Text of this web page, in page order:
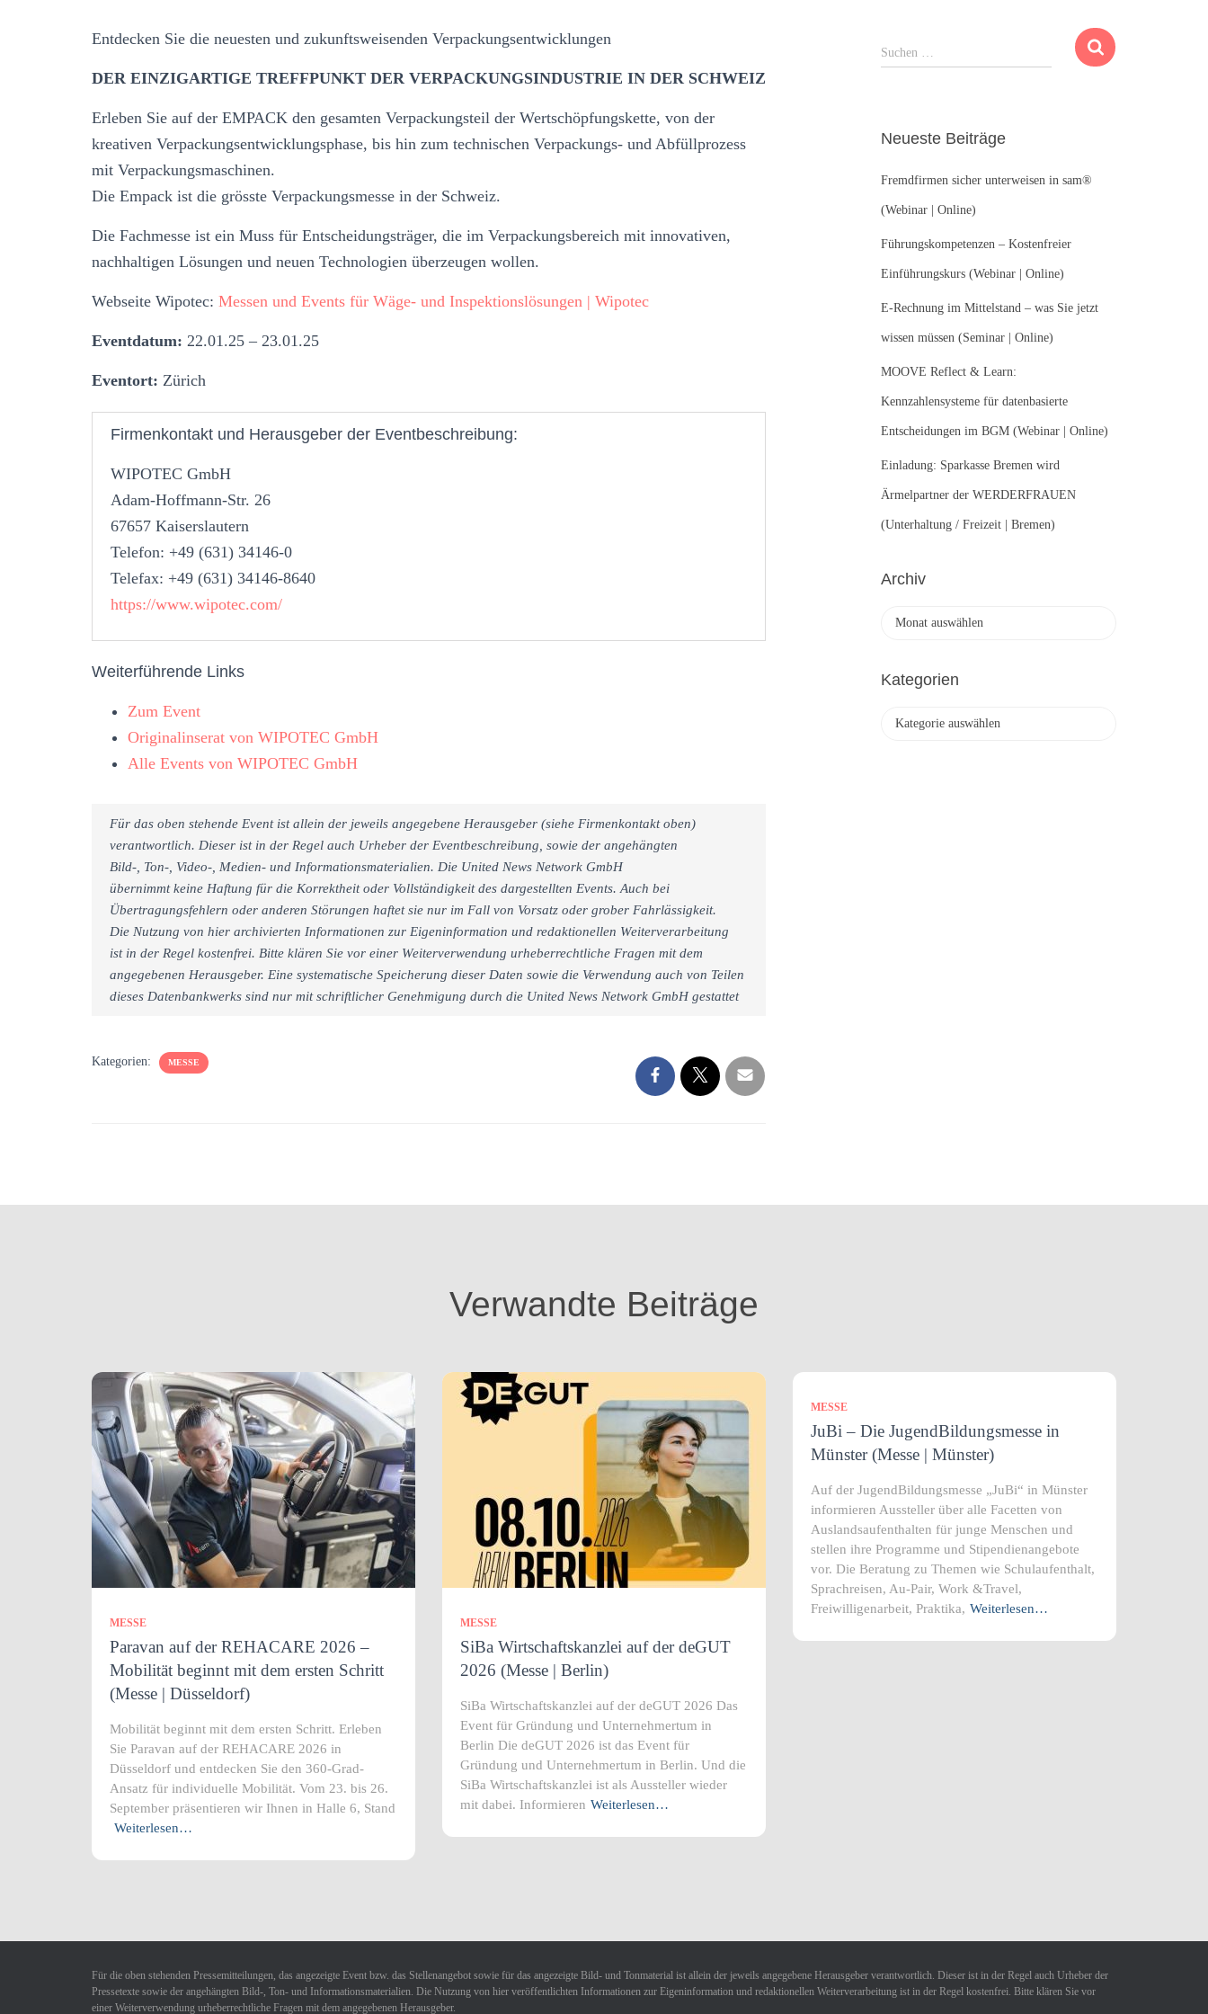
Entdecken Sie die neuesten und zukunftsweisenden Verpackungsentwicklungen
DER EINZIGARTIGE TREFFPUNKT DER VERPACKUNGSINDUSTRIE IN DER SCHWEIZ
Erleben Sie auf der EMPACK den gesamten Verpackungsteil der Wertschöpfungskette, von der
kreativen Verpackungsentwicklungsphase, bis hin zum technischen Verpackungs- und Abfüllprozess
mit Verpackungsmaschinen.
Die Empack ist die grösste Verpackungsmesse in der Schweiz.
Die Fachmesse ist ein Muss für Entscheidungsträger, die im Verpackungsbereich mit innovativen,
nachhaltigen Lösungen und neuen Technologien überzeugen wollen.
Webseite Wipotec: Messen und Events für Wäge- und Inspektionslösungen | Wipotec
Eventdatum: 22.01.25 – 23.01.25
Eventort: Zürich
Firmenkontakt und Herausgeber der Eventbeschreibung:
WIPOTEC GmbH
Adam-Hoffmann-Str. 26
67657 Kaiserslautern
Telefon: +49 (631) 34146-0
Telefax: +49 (631) 34146-8640
https://www.wipotec.com/
Weiterführende Links
Zum Event
Originalinserat von WIPOTEC GmbH
Alle Events von WIPOTEC GmbH
Für das oben stehende Event ist allein der jeweils angegebene Herausgeber (siehe Firmenkontakt oben)
verantwortlich. Dieser ist in der Regel auch Urheber der Eventbeschreibung, sowie der angehängten
Bild-, Ton-, Video-, Medien- und Informationsmaterialien. Die United News Network GmbH
übernimmt keine Haftung für die Korrektheit oder Vollständigkeit des dargestellten Events. Auch bei
Übertragungsfehlern oder anderen Störungen haftet sie nur im Fall von Vorsatz oder grober Fahrlässigkeit.
Die Nutzung von hier archivierten Informationen zur Eigeninformation und redaktionellen Weiterverarbeitung
ist in der Regel kostenfrei. Bitte klären Sie vor einer Weiterverwendung urheberrechtliche Fragen mit dem
angegebenen Herausgeber. Eine systematische Speicherung dieser Daten sowie die Verwendung auch von Teilen
dieses Datenbankwerks sind nur mit schriftlicher Genehmigung durch die United News Network GmbH gestattet
Kategorien: MESSE
u
n
a
c
:
Suchen …
Neueste Beiträge
Fremdfirmen sicher unterweisen in sam®
(Webinar | Online)
Führungskompetenzen – Kostenfreier
Einführungskurs (Webinar | Online)
E-Rechnung im Mittelstand – was Sie jetzt
wissen müssen (Seminar | Online)
MOOVE Reflect & Learn:
Kennzahlensysteme für datenbasierte
Entscheidungen im BGM (Webinar | Online)
Einladung: Sparkasse Bremen wird
Ärmelpartner der WERDERFRAUEN
(Unterhaltung / Freizeit | Bremen)
Archiv
h
Kategorien
Verwandte Beiträge
MESSE
Paravan auf der REHACARE 2026 –
Mobilität beginnt mit dem ersten Schritt
(Messe | Düsseldorf)
Mobilität beginnt mit dem ersten Schritt. Erleben
Sie Paravan auf der REHACARE 2026 in
Düsseldorf und entdecken Sie den 360-Grad-
Ansatz für individuelle Mobilität. Vom 23. bis 26.
September präsentieren wir Ihnen in Halle 6, Stand
Weiterlesen…
MESSE
SiBa Wirtschaftskanzlei auf der deGUT
2026 (Messe | Berlin)
SiBa Wirtschaftskanzlei auf der deGUT 2026 Das
Event für Gründung und Unternehmertum in
Berlin Die deGUT 2026 ist das Event für
Gründung und Unternehmertum in Berlin. Und die
SiBa Wirtschaftskanzlei ist als Aussteller wieder
mit dabei. Informieren Weiterlesen…
MESSE
JuBi – Die JugendBildungsmesse in
Münster (Messe | Münster)
Auf der JugendBildungsmesse „JuBi“ in Münster
informieren Aussteller über alle Facetten von
Auslandsaufenthalten für junge Menschen und
stellen ihre Programme und Stipendienangebote
vor. Die Beratung zu Themen wie Schulaufenthalt,
Sprachreisen, Au-Pair, Work &Travel,
Freiwilligenarbeit, Praktika, Weiterlesen…
Für die oben stehenden Pressemitteilungen, das angezeigte Event bzw. das Stellenangebot sowie für das angezeigte Bild- und Tonmaterial ist allein der jeweils angegebene Herausgeber verantwortlich. Dieser ist in der Regel auch Urheber der
Pressetexte sowie der angehängten Bild-, Ton- und Informationsmaterialien. Die Nutzung von hier veröffentlichten Informationen zur Eigeninformation und redaktionellen Weiterverarbeitung ist in der Regel kostenfrei. Bitte klären Sie vor
einer Weiterverwendung urheberrechtliche Fragen mit dem angegebenen Herausgeber.